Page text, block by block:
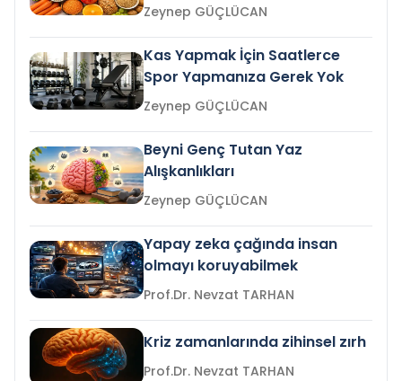
Zeynep GÜÇLÜCAN
Kas Yapmak İçin Saatlerce
Spor Yapmanıza Gerek Yok
Zeynep GÜÇLÜCAN
Beyni Genç Tutan Yaz
Alışkanlıkları
Zeynep GÜÇLÜCAN
Yapay zeka çağında insan
olmayı koruyabilmek
Prof.Dr. Nevzat TARHAN
Kriz zamanlarında zihinsel zırh
Prof.Dr. Nevzat TARHAN